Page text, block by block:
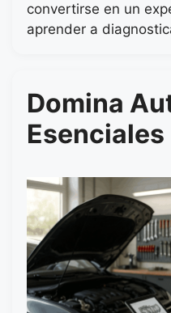
convertirse en un
aprender a
Domina
Esenciales